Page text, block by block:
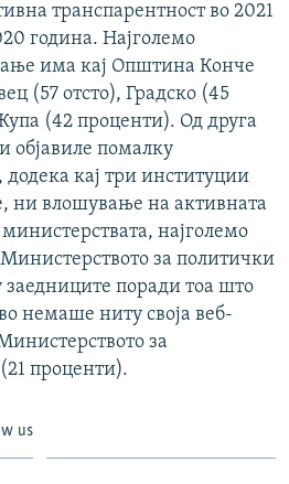
транспарентност во 2021
година. Најголемо
има кај Општина Конче
(57 отсто), Градско (45
(42 проценти). Од друга
објавиле помалку
кај три институции
ни влошување на активната
најголемо
за политички
поради тоа што
немаше ниту своја веб-
за
проценти).
us